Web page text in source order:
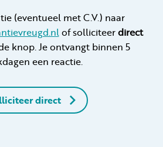
(eventueel met C.V.) naar
of solliciteerdirect
knop. Je ontvangt binnen 5
een reactie.
direct